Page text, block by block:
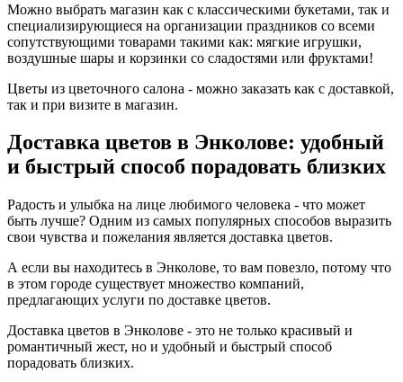
Можно выбрать магазин как с классическими букетами, так и
специализирующиеся на организации праздников со всеми
сопутствующими товарами такими как: мягкие игрушки,
воздушные шары и корзинки со сладостями или фруктами!
Цветы из цветочного салона - можно заказать как с доставкой,
так и при визите в магазин.
Доставка цветов в Энколове: удобный
и быстрый способ порадовать близких
Радость и улыбка на лице любимого человека - что может
быть лучше? Одним из самых популярных способов выразить
свои чувства и пожелания является доставка цветов.
А если вы находитесь в Энколове, то вам повезло, потому что
в этом городе существует множество компаний,
предлагающих услуги по доставке цветов.
Доставка цветов в Энколове - это не только красивый и
романтичный жест, но и удобный и быстрый способ
порадовать близких.